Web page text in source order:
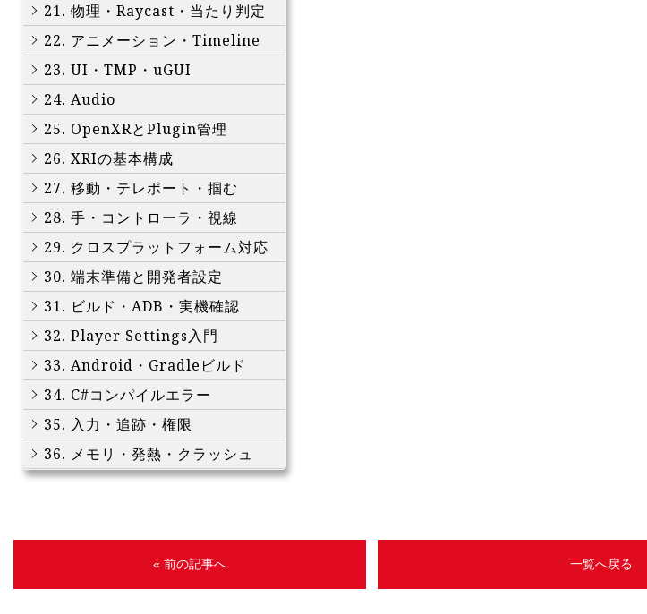
21. 物理・Raycast・当たり判定
22. アニメーション・Timeline
23. UI・TMP・uGUI
24. Audio
25. OpenXRとPlugin管理
26. XRIの基本構成
27. 移動・テレポート・掴む
28. 手・コントローラ・視線
29. クロスプラットフォーム対応
30. 端末準備と開発者設定
31. ビルド・ADB・実機確認
32. Player Settings入門
33. Android・Gradleビルド
34. C#コンパイルエラー
35. 入力・追跡・権限
36. メモリ・発熱・クラッシュ
« 前の記事へ 一覧へ戻る